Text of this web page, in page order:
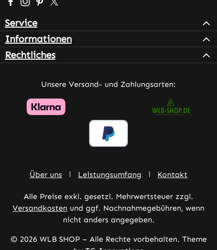
Service
Informationen
Rechtliches
Unsere Versand- und Zahlungsarten:
Über uns Leistungsumfang Kontakt
Alle Preise exkl. gesetzl. Mehrwertsteuer zzgl.
Versandkosten und ggf. Nachnahmegebühren, wenn
nicht anders angegeben.
© 2026 WLB SHOP – Alle Rechte vorbehalten. Theme